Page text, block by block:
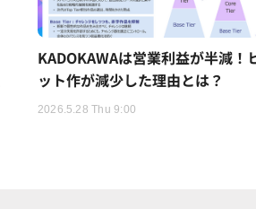
KADOKAWAは営業利益が半減！
ット作が減少した理由とは？
2026.5.28 Thu 9:00